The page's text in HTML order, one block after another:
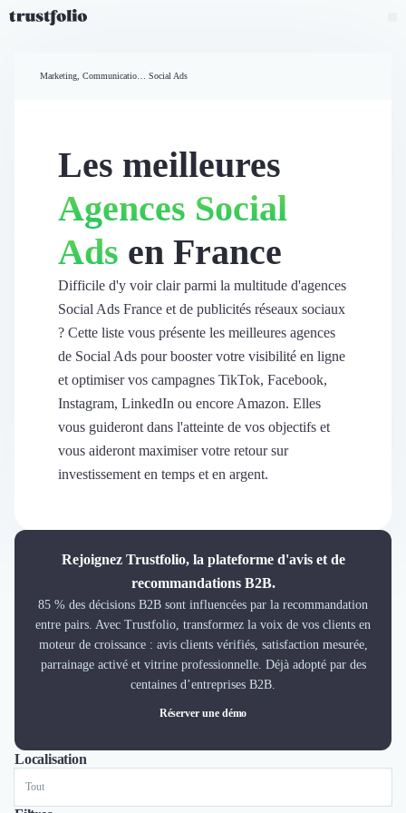
Widgets d'avis
Partage d’avis multicanal
Vidéo de témoignage
Intent data
Révéler le réseau
Vitrine & média
Suivi du ROI
Voir tous nos avis clients
Découvrir le média
Cabinet de Recrutement
Formation
Teambuilding
Marque Employeur
Conseil en Management et Organisation
Qualité de Vie au Travail (QVT)
Portage Salarial
Responsabilité Sociétale des Entreprises (RSE)
Marketplace de freelance
Coaching
Accueil
Marketing, Communication et Ventes Social Ads
Les meilleures
Agences Social
Ads en France
Difficile d'y voir clair parmi la multitude d'agences
Social Ads France et de publicités réseaux sociaux
? Cette liste vous présente les meilleures agences
de Social Ads pour booster votre visibilité en ligne
et optimiser vos campagnes TikTok, Facebook,
Instagram, LinkedIn ou encore Amazon. Elles
vous guideront dans l'atteinte de vos objectifs et
vous aideront maximiser votre retour sur
investissement en temps et en argent.
Rejoignez Trustfolio, la plateforme d'avis et de
recommandations B2B.
85 % des décisions B2B sont influencées par la recommandation
entre pairs. Avec Trustfolio, transformez la voix de vos clients en
moteur de croissance : avis clients vérifiés, satisfaction mesurée,
parrainage activé et vitrine professionnelle. Déjà adopté par des
centaines d’entreprises B2B.
Réserver une démo
Localisation
ToutLyonParis